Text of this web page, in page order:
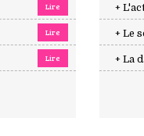
Lire
Lire
Lire
+
+ Le
+ La